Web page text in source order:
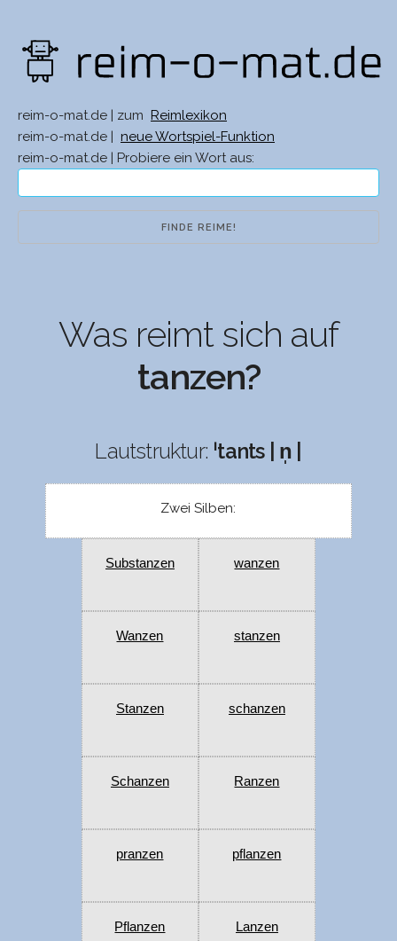
reim-o-mat.de | zum
Reimlexikon
reim-o-mat.de |
neue Wortspiel-Funktion
reim-o-mat.de | Probiere ein Wort aus:
Was reimt sich auf
tanzen?
Lautstruktur: ˈtants | n̩ |
Zwei Silben:
Substanzen wanzen
Wanzen stanzen
Stanzen schanzen
Schanzen Ranzen
pranzen pflanzen
Pflanzen Lanzen